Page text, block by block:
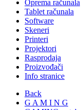
Oprema računala
Tablet računala
Software
Skeneri
Printeri
Projektori
Rasprodaja
Proizvođači
Info stranice
Back
G A M I N G